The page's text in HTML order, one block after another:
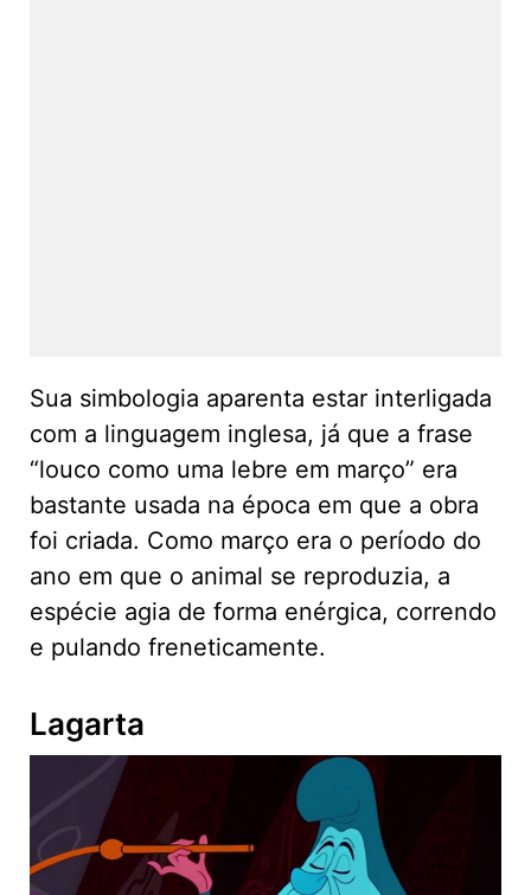
Sua simbologia aparenta estar interligada
com a linguagem inglesa, já que a frase
“louco como uma lebre em março” era
bastante usada na época em que a obra
foi criada. Como março era o período do
ano em que o animal se reproduzia, a
espécie agia de forma enérgica, correndo
e pulando freneticamente.
Lagarta